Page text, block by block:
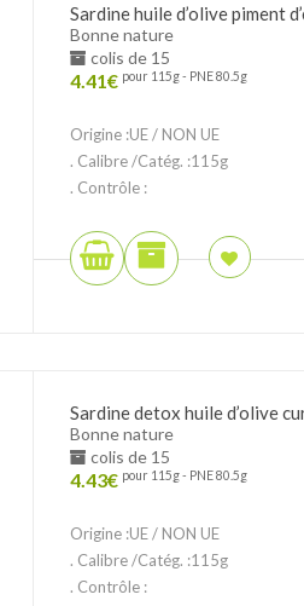
Sardine huile d’olive piment
Bonne nature
colis de 15
4.41€ pour 115g - PNE 80.5g
Origine :UE / NON UE
. Calibre /Catég. :115g
. Contrôle :
Sardine detox huile d’olive
Bonne nature
colis de 15
4.43€ pour 115g - PNE 80.5g
Origine :UE / NON UE
. Calibre /Catég. :115g
. Contrôle :